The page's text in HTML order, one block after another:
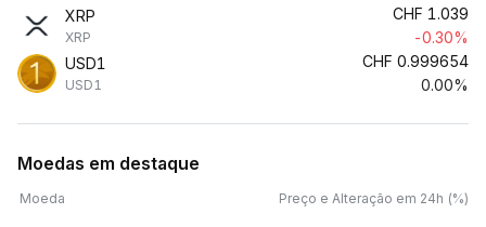
XRP
XRP
CHF 1.039
-0.30%
USD1
USD1
CHF 0.999654
0.00%
Moedas em destaque
Moeda Preço e Alteração em 24h (%)